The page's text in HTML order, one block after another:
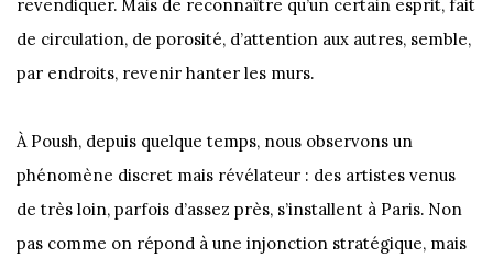
revendiquer. Mais de reconnaître qu’un certain esprit, fait
de circulation, de porosité, d’attention aux autres, semble,
par endroits, revenir hanter les murs.
À Poush, depuis quelque temps, nous observons un
phénomène discret mais révélateur : des artistes venus
de très loin, parfois d’assez près, s’installent à Paris. Non
pas comme on répond à une injonction stratégique, mais